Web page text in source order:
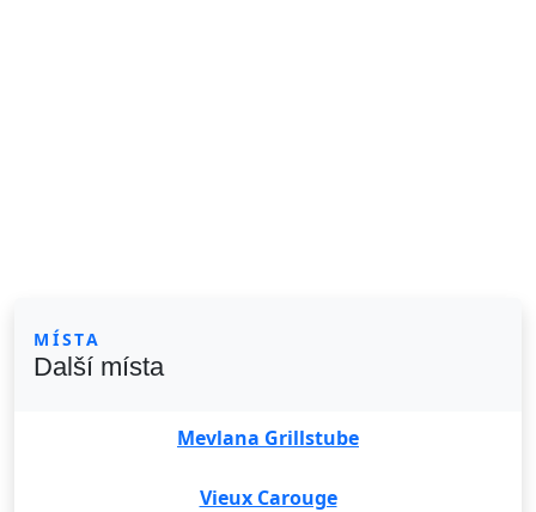
MÍSTA
Další místa
Mevlana Grillstube
Vieux Carouge